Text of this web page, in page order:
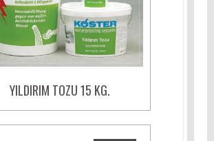
YILDIRIM TOZU 15 KG.